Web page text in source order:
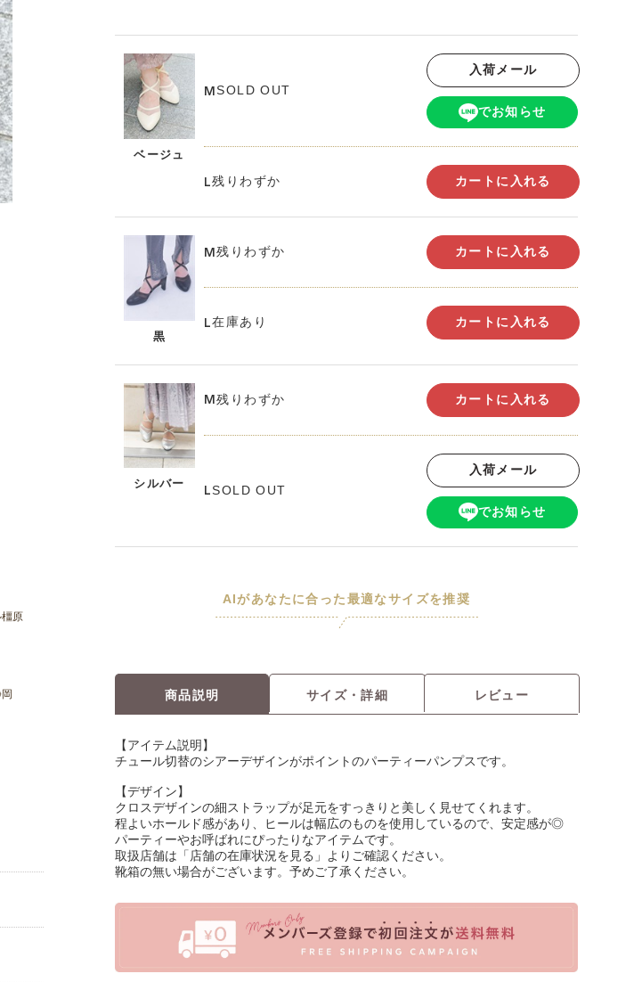
ベージュ
MSOLD OUT
入荷メール
でお知らせ
L残りわずか カートに入れる
黒
M残りわずか カートに入れる
L在庫あり カートに入れる
シルバー
M残りわずか カートに入れる
LSOLD OUT
入荷メール
でお知らせ
AIがあなたに合った最適なサイズを推奨
商品説明 サイズ・詳細 レビュー
【アイテム説明】
チュール切替のシアーデザインがポイントのパーティーパンプスです。
【デザイン】
クロスデザインの細ストラップが足元をすっきりと美しく見せてくれます。
程よいホールド感があり、ヒールは幅広のものを使用しているので、安定感が◎
パーティーやお呼ばれにぴったりなアイテムです。
取扱店舗は「店舗の在庫状況を見る」よりご確認ください。
靴箱の無い場合がございます。予めご了承ください。